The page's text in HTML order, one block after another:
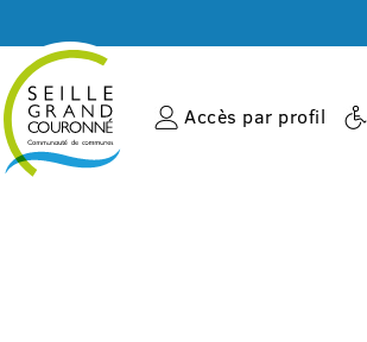
Accès par profil